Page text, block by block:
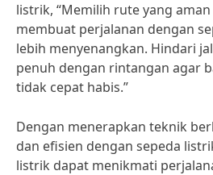
listrik, “Memilih rute yang
membuat perjalanan dengan
lebih menyenangkan. Hindari
penuh dengan rintangan agar
tidak cepat habis.”
Dengan menerapkan teknik
dan efisien dengan sepeda
listrik dapat menikmati